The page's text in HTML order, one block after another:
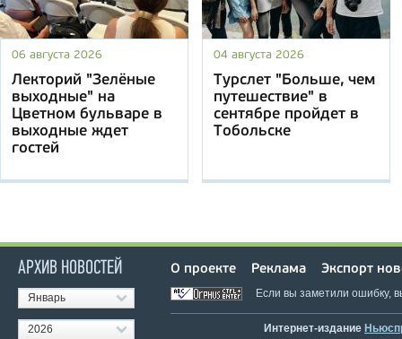
06 августа 2026
Лекторий "Зелёные
выходные" на
Цветном бульваре в
выходные ждет
гостей
04 августа 2026
Турслет "Больше, чем
путешествие" в
сентябре пройдет в
Тобольске
АРХИВ НОВОСТЕЙ
Январь
2026
О проекте Реклама Экспорт
Если вы заметили ошибку,
Интернет-издание